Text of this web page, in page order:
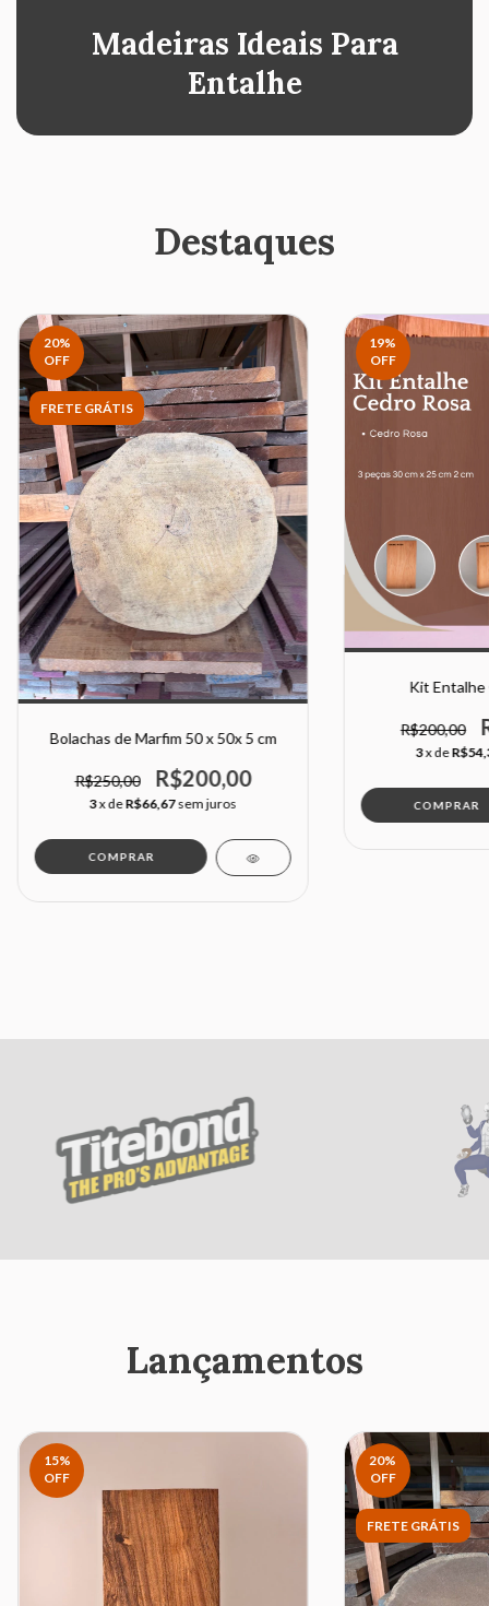
Madeiras Ideais Para
Entalhe
Destaques
20%
OFF
FRETE GRÁTIS
Bolachas de Marfim 50 x 50x 5 cm
R$250,00 R$200,00
3x deR$66,67sem juros
19%
OFF
Kit Entalhe
R$200,00
3x de
Lançamentos
15%
OFF
20%
OFF
FRETE GRÁTIS